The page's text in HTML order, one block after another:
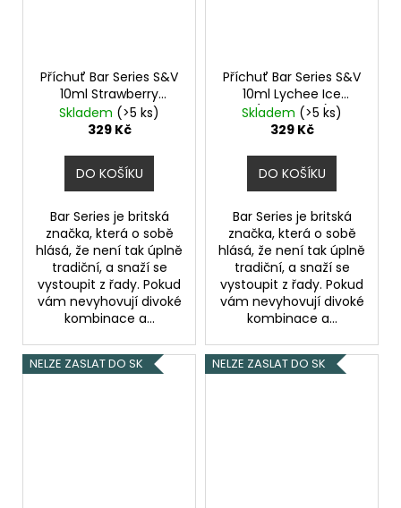
Příchuť Bar Series S&V
10ml Strawberry
Raspberry Cherry
(Jahoda, malina a
Skladem (>5 ks)
329 Kč
DO KOŠÍKU
Bar Series je britská
značka, která o sobě
hlásá, že není tak úplně
tradiční, a snaží se
vystoupit z řady. Pokud
vám nevyhovují divoké
kombinace a...
Příchuť Bar Series S&V
10ml Lychee Ice
(Ledové liči)
Skladem (>5 ks)
329 Kč
DO KOŠÍKU
Bar Series je britská
značka, která o sobě
hlásá, že není tak úplně
tradiční, a snaží se
vystoupit z řady. Pokud
vám nevyhovují divoké
kombinace a...
NELZE ZASLAT DO SK NELZE ZASLAT DO SK